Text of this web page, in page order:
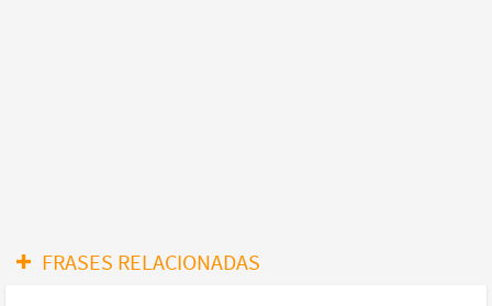
FRASES RELACIONADAS